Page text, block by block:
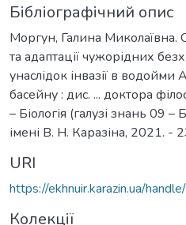
Бібліографічний опис
Моргун, Галина Миколаївна.
та адаптації чужорідних
унаслідок інвазії в
басейну : дис. ... доктора
– Біологія (галузі знань 09 –
імені В. Н. Каразіна, 2021. -
URI
https://ekhnuir.karazin.ua/
Колекції